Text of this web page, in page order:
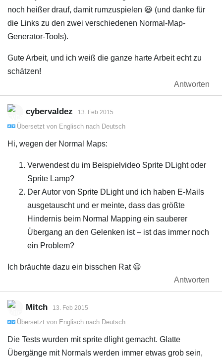
noch heißer drauf, damit rumzuspielen 😃 (und danke für
die Links zu den zwei verschiedenen Normal-Map-
Generator-Tools).
Gute Arbeit, und ich weiß die ganze harte Arbeit echt zu
schätzen!
Antworten
cybervaldez 13. Feb 2015
Übersetzt von Englisch nach Deutsch
Hi, wegen der Normal Maps:
Verwendest du im Beispielvideo Sprite DLight oder
Sprite Lamp?
Der Autor von Sprite DLight und ich haben E-Mails
ausgetauscht und er meinte, dass das größte
Hindernis beim Normal Mapping ein sauberer
Übergang an den Gelenken ist – ist das immer noch
ein Problem?
Ich bräuchte dazu ein bisschen Rat 😃
Antworten
Mitch 13. Feb 2015
Übersetzt von Englisch nach Deutsch
Die Tests wurden mit sprite dlight gemacht. Glatte
Übergänge mit Normals werden immer etwas grob sein,